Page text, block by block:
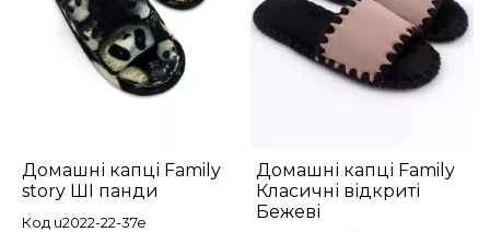
Домашні капці Family
story ШІ панди
Код u2022-22-37e
Домашні капці Family
Класичні відкриті
Бежеві